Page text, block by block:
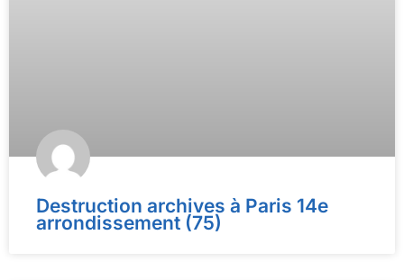
Destruction archives à Paris 14e
arrondissement (75)